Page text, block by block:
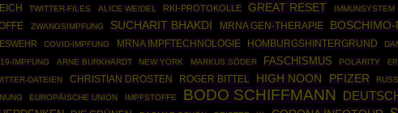
TWITTER-FILES ALICE WEIDEL RKI-PROTOKOLLE GREAT RESET IMMUNSYSTEM
ZWANGSIMPFUNG SUCHARIT BHAKDI MRNA GEN-THERAPIE BOSCHIMO-
COVID-IMPFUNG MRNA IMPFTECHNOLOGIE HOMBURGSHINTERGRUND
IMPFUNG ARNE BURKHARDT NEW YORK MARKUS SÖDER FASCHISMUS POLARITY
DATEIEN CHRISTIAN DROSTEN ROGER BITTEL HIGH NOON PFIZER
EUROPÄISCHE UNION IMPFSTOFFE BODO SCHIFFMANN